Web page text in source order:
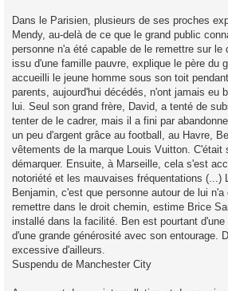
Dans le Parisien, plusieurs de ses proches
Mendy, au-delà de ce que le grand public
personne n'a été capable de le remettre sur
issu d'une famille pauvre, explique le père du
accueilli le jeune homme sous son toit
parents, aujourd'hui décédés, n'ont jamais eu
lui. Seul son grand frère, David, a tenté de
tenter de le cadrer, mais il a fini par
un peu d'argent grâce au football, au Havre,
vêtements de la marque Louis Vuitton. C'était
démarquer. Ensuite, à Marseille, cela s'est
notoriété et les mauvaises fréquentations (...)
Benjamin, c'est que personne autour de lui
remettre dans le droit chemin, estime Brice
installé dans la facilité. Ben est pourtant
d'une grande générosité avec son entourage.
excessive d'ailleurs.
Suspendu de Manchester City